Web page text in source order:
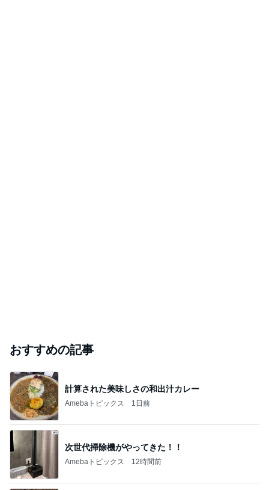
おすすめの記事
計算された美味しさの和出汁カレー
Amebaトピックス 1日前
次世代掃除機がやってきた！！
Amebaトピックス 12時間前